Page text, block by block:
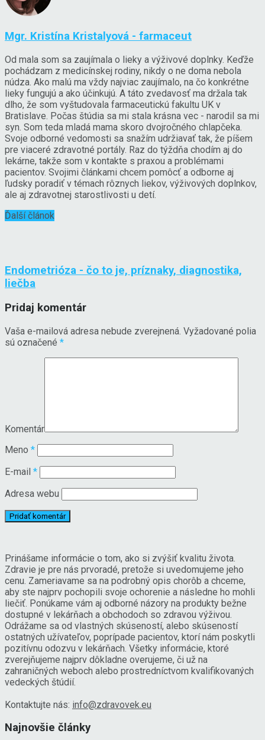
Mgr. Kristína Kristalyová - farmaceut
Od mala som sa zaujímala o lieky a výživové doplnky. Keďže
pochádzam z medicínskej rodiny, nikdy o ne doma nebola
núdza. Ako malú ma vždy najviac zaujímalo, na čo konkrétne
lieky fungujú a ako účinkujú. A táto zvedavosť ma držala tak
dlho, že som vyštudovala farmaceutickú fakultu UK v
Bratislave. Počas štúdia sa mi stala krásna vec - narodil sa mi
syn. Som teda mladá mama skoro dvojročného chlapčeka.
Svoje odborné vedomosti sa snažím udržiavať tak, že píšem
pre viaceré zdravotné portály. Raz do týždňa chodím aj do
lekárne, takže som v kontakte s praxou a problémami
pacientov. Svojimi článkami chcem pomôcť a odborne aj
ľudsky poradiť v témach rôznych liekov, výživových doplnkov,
ale aj zdravotnej starostlivosti u detí.
Ďalší článok
Endometrióza - čo to je, príznaky, diagnostika,
liečba
Pridaj komentár
Vaša e-mailová adresa nebude zverejnená. Vyžadované polia
sú označené *
Komentár
Meno *
E-mail *
Adresa webu
Prinášame informácie o tom, ako si zvýšiť kvalitu života.
Zdravie je pre nás prvoradé, pretože si uvedomujeme jeho
cenu. Zameriavame sa na podrobný opis chorôb a chceme,
aby ste najprv pochopili svoje ochorenie a následne ho mohli
liečiť. Ponúkame vám aj odborné názory na produkty bežne
dostupné v lekárňach a obchodoch so zdravou výživou.
Odrážame sa od vlastných skúseností, alebo skúseností
ostatných užívateľov, poprípade pacientov, ktorí nám poskytli
pozitívnu odozvu v lekárňach. Všetky informácie, ktoré
zverejňujeme najprv dôkladne overujeme, či už na
zahraničných weboch alebo prostredníctvom kvalifikovaných
vedeckých štúdií.
Kontaktujte nás: info@zdravovek.eu
Najnovšie články